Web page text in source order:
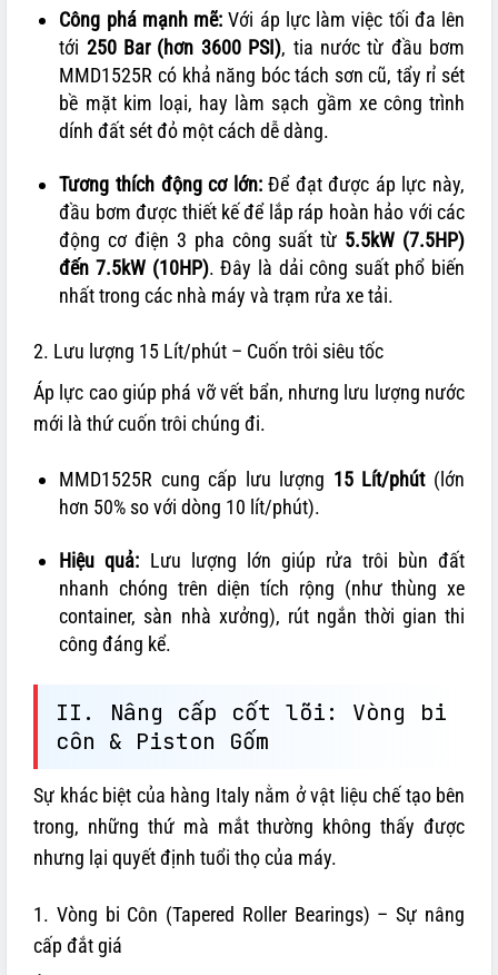
Công phá mạnh mẽ: Với áp lực làm việc tối đa lên
tới 250 Bar (hơn 3600 PSI), tia nước từ đầu bơm
MMD1525R có khả năng bóc tách sơn cũ, tẩy rỉ sét
bề mặt kim loại, hay làm sạch gầm xe công trình
dính đất sét đỏ một cách dễ dàng.
Tương thích động cơ lớn:Để đạt được áp lực này,
đầu bơm được thiết kế để lắp ráp hoàn hảo với các
động cơ điện 3 pha công suất từ 5.5kW (7.5HP)
đến 7.5kW (10HP). Đây là dải công suất phổ biến
nhất trong các nhà máy và trạm rửa xe tải.
2. Lưu lượng 15 Lít/phút – Cuốn trôi siêu tốc
Áp lực cao giúp phá vỡ vết bẩn, nhưng lưu lượng nước
mới là thứ cuốn trôi chúng đi.
MMD1525R cung cấp lưu lượng 15 Lít/phút(lớn
hơn 50% so với dòng 10 lít/phút).
Hiệu quả: Lưu lượng lớn giúp rửa trôi bùn đất
nhanh chóng trên diện tích rộng (như thùng xe
container, sàn nhà xưởng), rút ngắn thời gian thi
công đáng kể.
II. Nâng cấp cốt lõi: Vòng bi
côn & Piston Gốm
Sự khác biệt của hàng Italy nằm ở vật liệu chế tạo bên
trong, những thứ mà mắt thường không thấy được
nhưng lại quyết định tuổi thọ của máy.
1. Vòng bi Côn (Tapered Roller Bearings) – Sự nâng
cấp đắt giá